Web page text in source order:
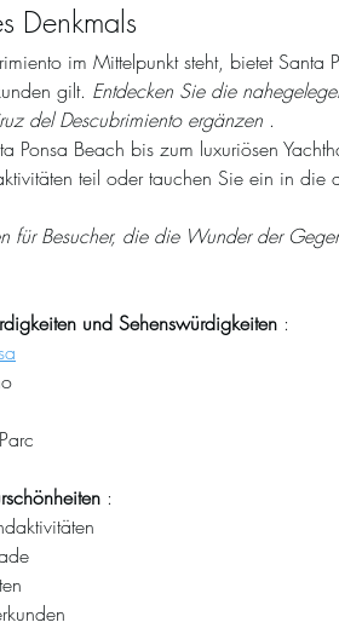
Denkmals
im Mittelpunkt steht, bietet Santa
gilt. Entdecken Sie die
del Descubrimiento ergänzen .
Ponsa Beach bis zum luxuriösen
teil oder tauchen Sie ein in die
für Besucher, die die Wunder der
und Sehenswürdigkeiten :
: